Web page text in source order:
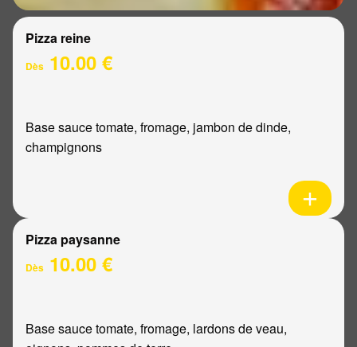
Pizza reine
Dès 10.00 €
Base sauce tomate, fromage, jambon de dinde,
champignons
Pizza paysanne
Dès 10.00 €
Base sauce tomate, fromage, lardons de veau,